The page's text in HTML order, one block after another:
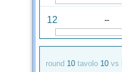
12 --
round 10 tavolo 10 vs